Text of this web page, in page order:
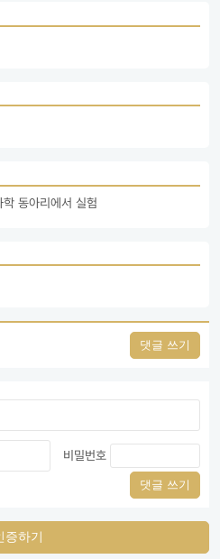
동아리에서 실험
댓글 쓰기
비밀번호
댓글 쓰기
증하기